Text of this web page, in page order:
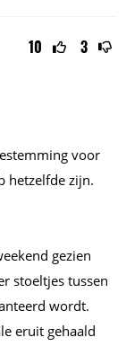
10 3
voor
hetzelfde zijn.
gezien
stoeltjes tussen
wordt.
eruit gehaald